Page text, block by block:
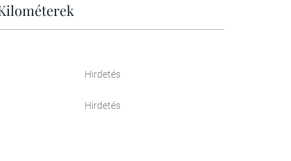
Hirdetés
Hirdetés